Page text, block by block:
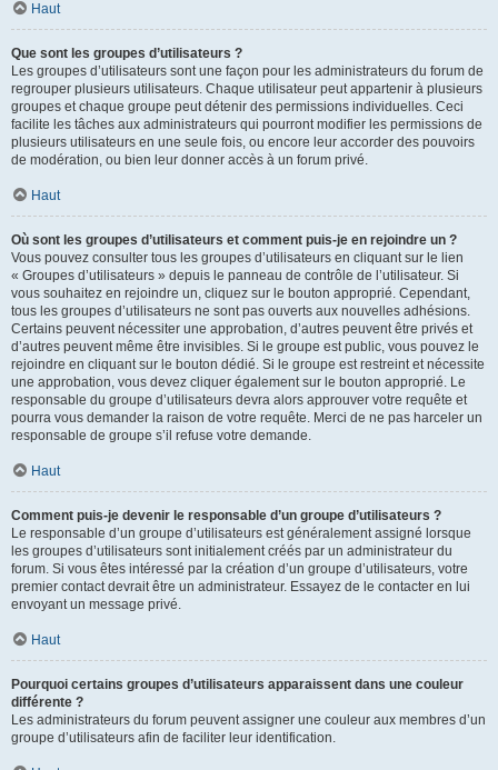
Haut
Que sont les groupes d’utilisateurs ?
Les groupes d’utilisateurs sont une façon pour les administrateurs du forum de
regrouper plusieurs utilisateurs. Chaque utilisateur peut appartenir à plusieurs
groupes et chaque groupe peut détenir des permissions individuelles. Ceci
facilite les tâches aux administrateurs qui pourront modifier les permissions de
plusieurs utilisateurs en une seule fois, ou encore leur accorder des pouvoirs
de modération, ou bien leur donner accès à un forum privé.
Haut
Où sont les groupes d’utilisateurs et comment puis-je en rejoindre un ?
Vous pouvez consulter tous les groupes d’utilisateurs en cliquant sur le lien
« Groupes d’utilisateurs » depuis le panneau de contrôle de l’utilisateur. Si
vous souhaitez en rejoindre un, cliquez sur le bouton approprié. Cependant,
tous les groupes d’utilisateurs ne sont pas ouverts aux nouvelles adhésions.
Certains peuvent nécessiter une approbation, d’autres peuvent être privés et
d’autres peuvent même être invisibles. Si le groupe est public, vous pouvez le
rejoindre en cliquant sur le bouton dédié. Si le groupe est restreint et nécessite
une approbation, vous devez cliquer également sur le bouton approprié. Le
responsable du groupe d’utilisateurs devra alors approuver votre requête et
pourra vous demander la raison de votre requête. Merci de ne pas harceler un
responsable de groupe s’il refuse votre demande.
Haut
Comment puis-je devenir le responsable d’un groupe d’utilisateurs ?
Le responsable d’un groupe d’utilisateurs est généralement assigné lorsque
les groupes d’utilisateurs sont initialement créés par un administrateur du
forum. Si vous êtes intéressé par la création d’un groupe d’utilisateurs, votre
premier contact devrait être un administrateur. Essayez de le contacter en lui
envoyant un message privé.
Haut
Pourquoi certains groupes d’utilisateurs apparaissent dans une couleur
différente ?
Les administrateurs du forum peuvent assigner une couleur aux membres d’un
groupe d’utilisateurs afin de faciliter leur identification.